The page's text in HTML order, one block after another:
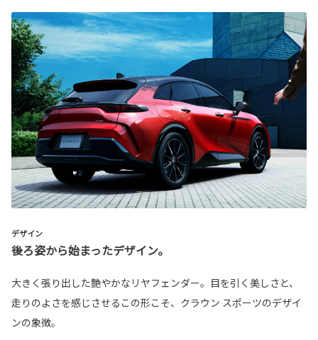
デザイン
後ろ姿から始まったデザイン。
大きく張り出した艶やかなリヤフェンダー。目を引く美しさと、
走りのよさを感じさせるこの形こそ、クラウン スポーツのデザイ
ンの象徴。